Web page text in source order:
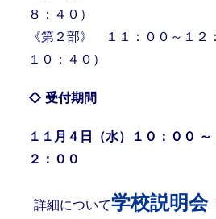
８：４０）
《第２部》 １１：００～１
１０：４０）
◇ 受付期間
１１月４日（水）１０：００ ～
２：００
詳細について学校説明会